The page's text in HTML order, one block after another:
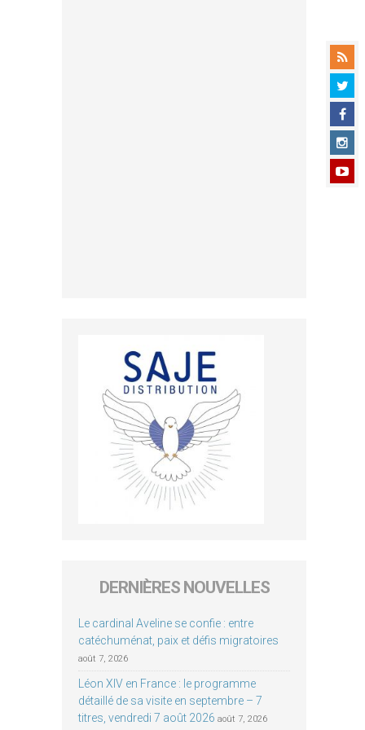
DERNIÈRES NOUVELLES
Le cardinal Aveline se confie : entre
catéchuménat, paix et défis migratoires
août 7, 2026
Léon XIV en France : le programme
détaillé de sa visite en septembre – 7
titres, vendredi 7 août 2026 août 7, 2026